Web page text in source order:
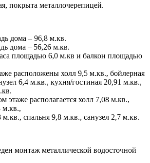
покрыта металлочерепицей.
дома – 96,8 м.кв.
дома – 56,26 м.кв.
площадью 6,0 м.кв и балкон площадью
расположены холл 9,5 м.кв., бойлерная
6,4 м.кв., кухня/гостиная 20,91 м.кв.,
этаже располагается холл 7,08 м.кв.,
м.кв.,
м.кв., спальня 9,8 м.кв., санузел 2,7 м.кв.
монтаж металлической водосточной